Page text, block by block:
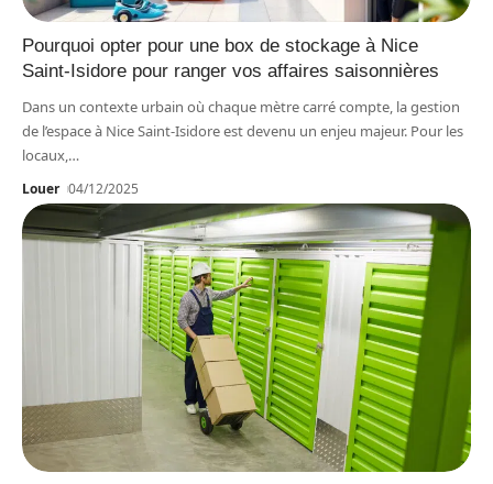
Pourquoi opter pour une box de stockage à Nice
Saint-Isidore pour ranger vos affaires saisonnières
Dans un contexte urbain où chaque mètre carré compte, la gestion
de l’espace à Nice Saint-Isidore est devenu un enjeu majeur. Pour les
locaux, …
Louer 04/12/2025